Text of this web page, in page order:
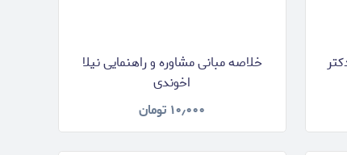
خلاصه مبانی مشاوره و راهنمایی نیلا
اخوندی
۱۰٫۰۰۰ تومان